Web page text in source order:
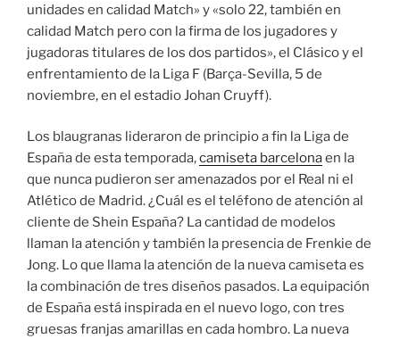
unidades en calidad Match» y «solo 22, también en
calidad Match pero con la firma de los jugadores y
jugadoras titulares de los dos partidos», el Clásico y el
enfrentamiento de la Liga F (Barça-Sevilla, 5 de
noviembre, en el estadio Johan Cruyff).
Los blaugranas lideraron de principio a fin la Liga de
España de esta temporada,camiseta barcelonaen la
que nunca pudieron ser amenazados por el Real ni el
Atlético de Madrid. ¿Cuál es el teléfono de atención al
cliente de Shein España? La cantidad de modelos
llaman la atención y también la presencia de Frenkie de
Jong. Lo que llama la atención de la nueva camiseta es
la combinación de tres diseños pasados. La equipación
de España está inspirada en el nuevo logo, con tres
gruesas franjas amarillas en cada hombro. La nueva